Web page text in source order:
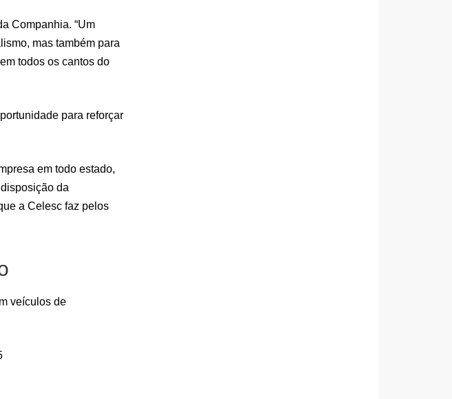
Companhia. “Um
mas também para
todos os cantos do
para reforçar
em todo estado,
da
a Celesc faz pelos
veículos de